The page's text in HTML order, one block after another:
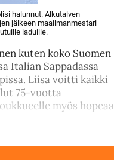
halunnut. Alkutalven
jälkeen maailmanmestari
laduille.
kuten koko Suomen
Italian Sappadassa
Liisa voitti kaikki
75-vuotta
myös hopeaa